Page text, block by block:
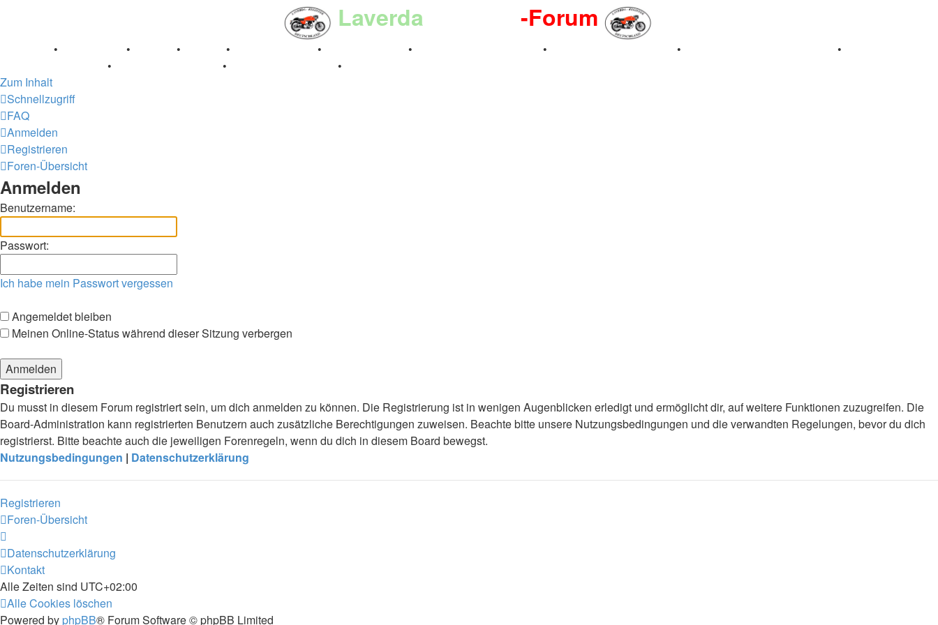
Laverda -Forum
• • • • • • • • •
• •
•
Zum Inhalt
Schnellzugriff
FAQ
Anmelden
Registrieren
Foren-Übersicht
Anmelden
Benutzername:
Passwort:
Ich habe mein Passwort vergessen
Angemeldet bleiben
Meinen Online-Status während dieser Sitzung verbergen
Registrieren
Du musst in diesem Forum registriert sein, um dich anmelden zu können. Die Registrierung ist in wenigen Augenblicken erledigt und ermöglicht dir, auf weitere Funktionen zuzugreifen. Die
Board-Administration kann registrierten Benutzern auch zusätzliche Berechtigungen zuweisen. Beachte bitte unsere Nutzungsbedingungen und die verwandten Regelungen, bevor du dich
registrierst. Bitte beachte auch die jeweiligen Forenregeln, wenn du dich in diesem Board bewegst.
Nutzungsbedingungen | Datenschutzerklärung
Registrieren
Foren-Übersicht
Datenschutzerklärung
Kontakt
Alle Zeiten sind UTC+02:00
Alle Cookies löschen
Powered by phpBB® Forum Software © phpBB Limited